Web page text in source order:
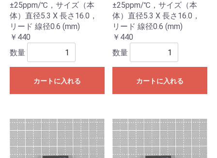
±25ppm/℃，サイズ（本
体）直径5.3 X 長さ16.0，
リード 線径0.6 (mm)
￥440
数量
カートに入れる
±25ppm/℃，サイズ（本
体）直径5.3 X 長さ16.0，
リード 線径0.6 (mm)
￥440
数量
カートに入れる